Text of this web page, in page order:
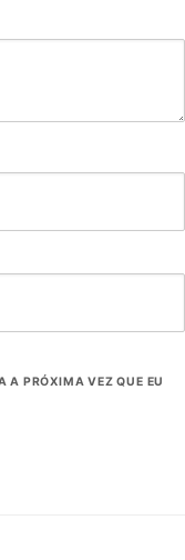
A PRÓXIMA VEZ QUE EU